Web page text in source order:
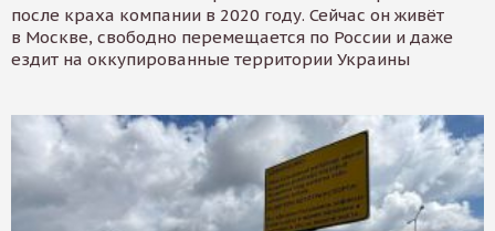
после краха компании в 2020 году. Сейчас он живёт
в Москве, свободно перемещается по России и даже
ездит на оккупированные территории Украины